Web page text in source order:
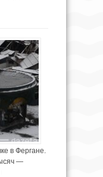
в Фергане.
—